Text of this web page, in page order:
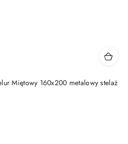
Miętowy 160x200 metalowy stelaż